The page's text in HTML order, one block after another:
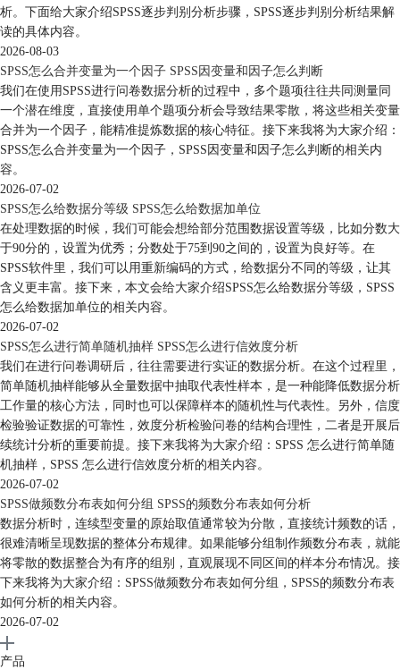
析。下面给大家介绍SPSS逐步判别分析步骤，SPSS逐步判别分析结果解
读的具体内容。
2026-08-03
SPSS怎么合并变量为一个因子 SPSS因变量和因子怎么判断
我们在使用SPSS进行问卷数据分析的过程中，多个题项往往共同测量同
一个潜在维度，直接使用单个题项分析会导致结果零散，将这些相关变量
合并为一个因子，能精准提炼数据的核心特征。接下来我将为大家介绍：
SPSS怎么合并变量为一个因子，SPSS因变量和因子怎么判断的相关内
容。
2026-07-02
SPSS怎么给数据分等级 SPSS怎么给数据加单位
在处理数据的时候，我们可能会想给部分范围数据设置等级，比如分数大
于90分的，设置为优秀；分数处于75到90之间的，设置为良好等。在
SPSS软件里，我们可以用重新编码的方式，给数据分不同的等级，让其
含义更丰富。接下来，本文会给大家介绍SPSS怎么给数据分等级，SPSS
怎么给数据加单位的相关内容。
2026-07-02
SPSS怎么进行简单随机抽样 SPSS怎么进行信效度分析
我们在进行问卷调研后，往往需要进行实证的数据分析。在这个过程里，
简单随机抽样能够从全量数据中抽取代表性样本，是一种能降低数据分析
工作量的核心方法，同时也可以保障样本的随机性与代表性。另外，信度
检验验证数据的可靠性，效度分析检验问卷的结构合理性，二者是开展后
续统计分析的重要前提。接下来我将为大家介绍：SPSS 怎么进行简单随
机抽样，SPSS 怎么进行信效度分析的相关内容。
2026-07-02
SPSS做频数分布表如何分组 SPSS的频数分布表如何分析
数据分析时，连续型变量的原始取值通常较为分散，直接统计频数的话，
很难清晰呈现数据的整体分布规律。如果能够分组制作频数分布表，就能
将零散的数据整合为有序的组别，直观展现不同区间的样本分布情况。接
下来我将为大家介绍：SPSS做频数分布表如何分组，SPSS的频数分布表
如何分析的相关内容。
2026-07-02
产品